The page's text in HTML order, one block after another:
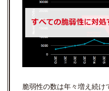
脆弱性の数は年々増え続け